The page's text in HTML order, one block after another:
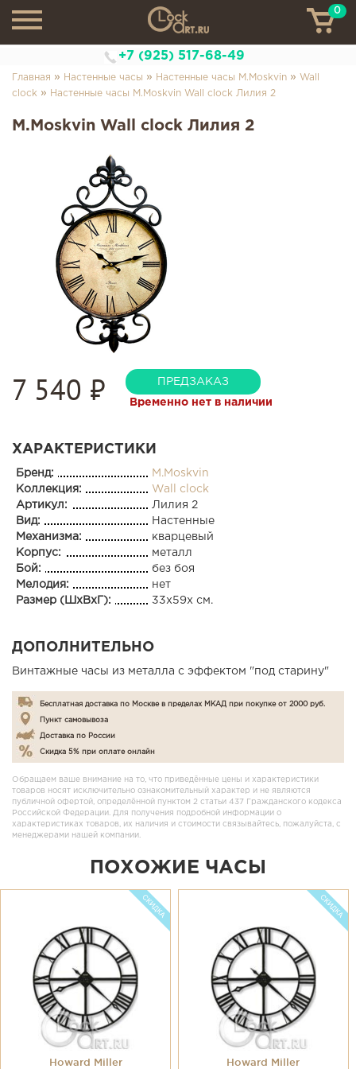
+7 (925) 517-68-49
ТН
0
Главная » Настенные часы » Настенные часы M.Moskvin » Wall
clock » Настенные часы M.Moskvin Wall clock Лилия 2
M.Moskvin Wall clock Лилия 2
7 540 ₽ ПРЕДЗАКАЗ
Временно нет в наличии
ХАРАКТЕРИСТИКИ
Бренд:
M.Moskvin
Коллекция:
Wall clock
Артикул:
Лилия 2
Вид:
Настенные
Механизма:
кварцевый
Корпус:
металл
Бой:
без боя
Мелодия:
нет
Размер (ШхВхГ):
33x59x см.
ДОПОЛНИТЕЛЬНО
Винтажные часы из металла с эффектом "под старину"
Бесплатная доставка по Москве в пределах МКАД при покупке от 2000 руб.
Пункт самовывоза
Доставка по России
Скидка 5% при оплате онлайн
Обращаем ваше внимание на то, что приведённые цены и характеристики
товаров носят исключительно ознакомительный характер и не являются
публичной офертой, определённой пунктом 2 статьи 437 Гражданского кодекса
Российской Федерации. Для получения подробной информации о
характеристиках товаров, их наличия и стоимости связывайтесь, пожалуйста, с
менеджерами нашей компании.
ПОХОЖИЕ ЧАСЫ
Howard Miller Howard Miller